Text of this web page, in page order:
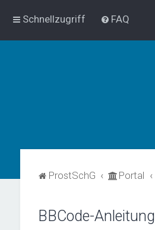
Schnellzugriff FAQ
ProstSchG Portal
BBCode-Anleitung